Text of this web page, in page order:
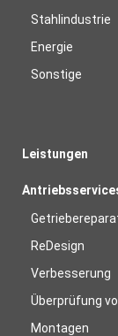
Stahlindustrie
Energie
Sonstige
Leistungen
ReDesign
Verbesserung
Überprüfung
Montagen